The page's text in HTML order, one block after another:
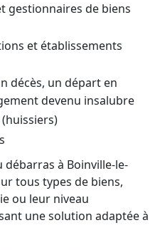
gestionnaires de biens
et établissements
décès, un départ en
devenu insalubre
débarras à Boinville-le-
tous types de biens,
ou leur niveau
une solution adaptée à